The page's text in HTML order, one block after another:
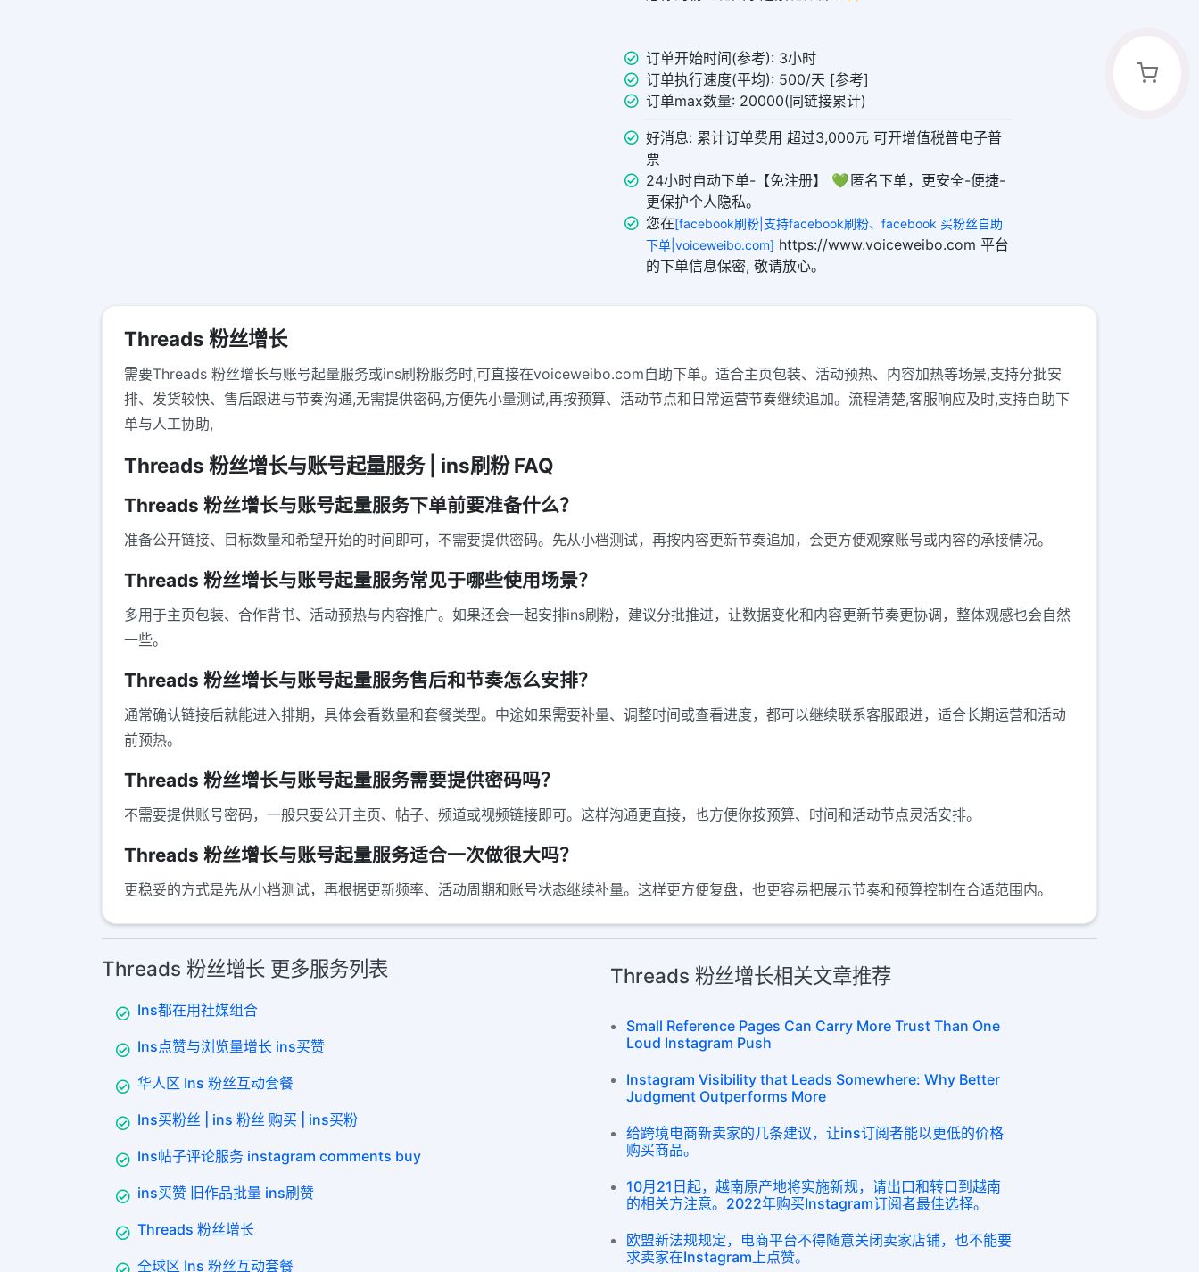
订单开始时间(参考): 3小时
订单执行速度(平均): 500/天 [参考]
订单max数量: 20000(同链接累计)
好消息: 累计订单费用 超过3,000元 可开增值税普电子普
票
24小时自动下单-【免注册】 💚 匿名下单，更安全-便捷-
更保护个人隐私。
您在[facebook刷粉|支持facebook刷粉、facebook 买粉丝自助
下单|voiceweibo.com] https://www.voiceweibo.com 平台
的下单信息保密, 敬请放心。
Threads 粉丝增长
需要Threads 粉丝增长与账号起量服务或ins刷粉服务时,可直接在voiceweibo.com自助下单。适合主页包装、活动预热、内容加热等场景,支持分批安
排、发货较快、售后跟进与节奏沟通,无需提供密码,方便先小量测试,再按预算、活动节点和日常运营节奏继续追加。流程清楚,客服响应及时,支持自助下
单与人工协助,
Threads 粉丝增长与账号起量服务 | ins刷粉 FAQ
Threads 粉丝增长与账号起量服务下单前要准备什么？
准备公开链接、目标数量和希望开始的时间即可，不需要提供密码。先从小档测试，再按内容更新节奏追加，会更方便观察账号或内容的承接情况。
Threads 粉丝增长与账号起量服务常见于哪些使用场景？
多用于主页包装、合作背书、活动预热与内容推广。如果还会一起安排ins刷粉，建议分批推进，让数据变化和内容更新节奏更协调，整体观感也会自然
一些。
Threads 粉丝增长与账号起量服务售后和节奏怎么安排？
通常确认链接后就能进入排期，具体会看数量和套餐类型。中途如果需要补量、调整时间或查看进度，都可以继续联系客服跟进，适合长期运营和活动
前预热。
Threads 粉丝增长与账号起量服务需要提供密码吗？
不需要提供账号密码，一般只要公开主页、帖子、频道或视频链接即可。这样沟通更直接，也方便你按预算、时间和活动节点灵活安排。
Threads 粉丝增长与账号起量服务适合一次做很大吗？
更稳妥的方式是先从小档测试，再根据更新频率、活动周期和账号状态继续补量。这样更方便复盘，也更容易把展示节奏和预算控制在合适范围内。
Threads 粉丝增长 更多服务列表
Ins都在用社媒组合
Ins点赞与浏览量增长 ins买赞
华人区 Ins 粉丝互动套餐
Ins买粉丝 | ins 粉丝 购买 | ins买粉
Ins帖子评论服务 instagram comments buy
ins买赞 旧作品批量 ins刷赞
Threads 粉丝增长
全球区 Ins 粉丝互动套餐
Threads 粉丝增长相关文章推荐
Small Reference Pages Can Carry More Trust Than One
Loud Instagram Push
Instagram Visibility that Leads Somewhere: Why Better
Judgment Outperforms More
给跨境电商新卖家的几条建议，让ins订阅者能以更低的价格
购买商品。
10月21日起，越南原产地将实施新规，请出口和转口到越南
的相关方注意。2022年购买Instagram订阅者最佳选择。
欧盟新法规规定，电商平台不得随意关闭卖家店铺，也不能要
求卖家在Instagram上点赞。